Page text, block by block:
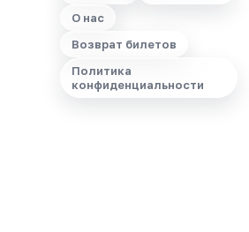
О нас
Возврат билетов
Политика
конфиденциальности